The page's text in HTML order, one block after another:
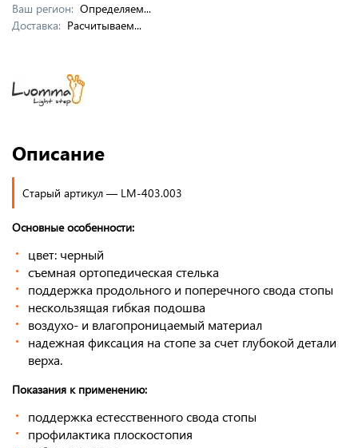
Ваш регион: Определяем...
Доставка: Расчитываем...
Описание
Старый артикул — LM-403.003
Основные особенности:
цвет: черный
съемная ортопедическая стелька
поддержка продольного и поперечного свода стопы
нескользящая гибкая подошва
воздухо- и влагопроницаемый материал
надежная фиксация на стопе за счет глубокой детали
верха.
Показания к применению:
поддержка естесственного свода стопы
профилактика плоскостопия